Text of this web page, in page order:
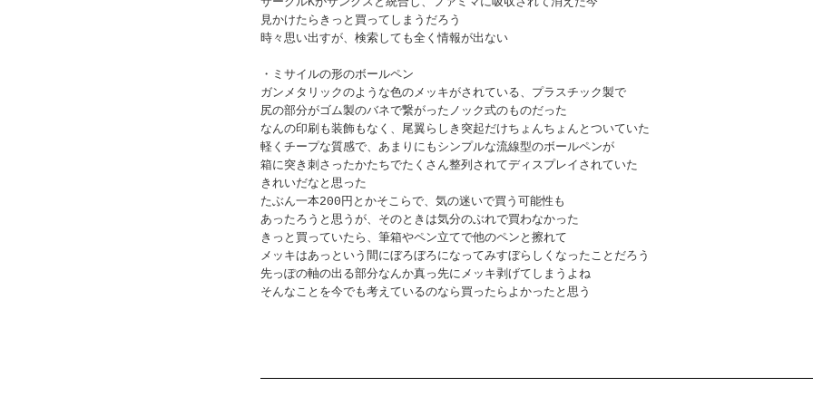
見かけたらきっと買ってしまうだろう
時々思い出すが、検索しても全く情報が出ない
・ミサイルの形のボールペン
ガンメタリックのような色のメッキがされている、プラスチック製で
尻の部分がゴム製のバネで繋がったノック式のものだった
なんの印刷も装飾もなく、尾翼らしき突起だけちょんちょんとついていた
軽くチープな質感で、あまりにもシンプルな流線型のボールペンが
箱に突き刺さったかたちでたくさん整列されてディスプレイされていた
きれいだなと思った
たぶん一本200円とかそこらで、気の迷いで買う可能性も
あったろうと思うが、そのときは気分のぶれで買わなかった
きっと買っていたら、筆箱やペン立てで他のペンと擦れて
メッキはあっという間にぼろぼろになってみすぼらしくなったことだろう
先っぽの軸の出る部分なんか真っ先にメッキ剥げてしまうよね
そんなことを今でも考えているのなら買ったらよかったと思う